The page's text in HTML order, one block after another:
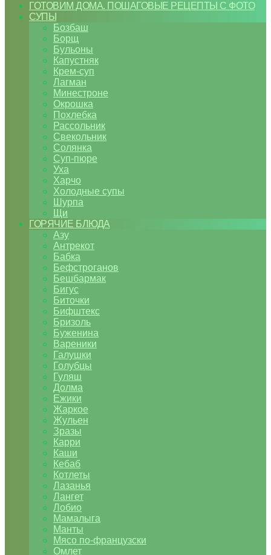
ГОТОВИМ ДОМА. ПОШАГОВЫЕ РЕЦЕПТЫ С ФОТО
СУПЫ
Бозбаш
Борщ
Бульоны
Капустняк
Крем-суп
Лагман
Минестроне
Окрошка
Похлебка
Рассольник
Свекольник
Солянка
Суп-пюре
Уха
Харчо
Холодные супы
Шурпа
Щи
ГОРЯЧИЕ БЛЮДА
Азу
Антрекот
Бабка
Бефстроганов
Бешбармак
Бигус
Биточки
Бифштекс
Бризоль
Буженина
Вареники
Галушки
Голубцы
Гуляш
Долма
Ежики
Жаркое
Жульен
Зразы
Карри
Каши
Кебаб
Котлеты
Лазанья
Лангет
Лобио
Мамалыга
Манты
Мясо по-французски
Омлет